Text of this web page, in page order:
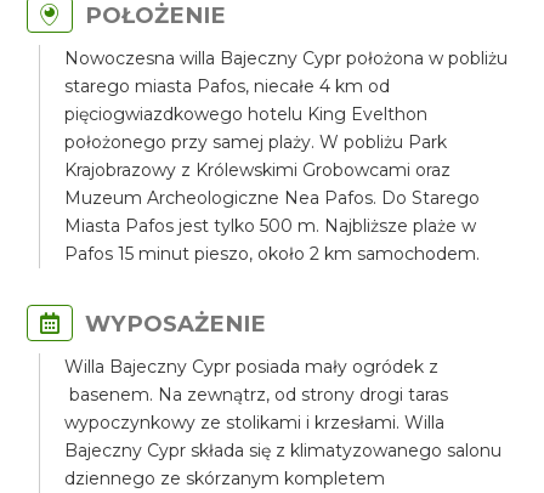
POŁOŻENIE
Nowoczesna willa Bajeczny Cypr położona w pobliżu
starego miasta Pafos, niecałe 4 km od
pięciogwiazdkowego hotelu King Evelthon
położonego przy samej plaży. W pobliżu Park
Krajobrazowy z Królewskimi Grobowcami oraz
Muzeum Archeologiczne Nea Pafos. Do Starego
Miasta Pafos jest tylko 500 m. Najbliższe plaże w
Pafos 15 minut pieszo, około 2 km samochodem.
WYPOSAŻENIE
Willa Bajeczny Cypr posiada mały ogródek z
basenem. Na zewnątrz, od strony drogi taras
wypoczynkowy ze stolikami i krzesłami. Willa
Bajeczny Cypr składa się z klimatyzowanego salonu
dziennego ze skórzanym kompletem